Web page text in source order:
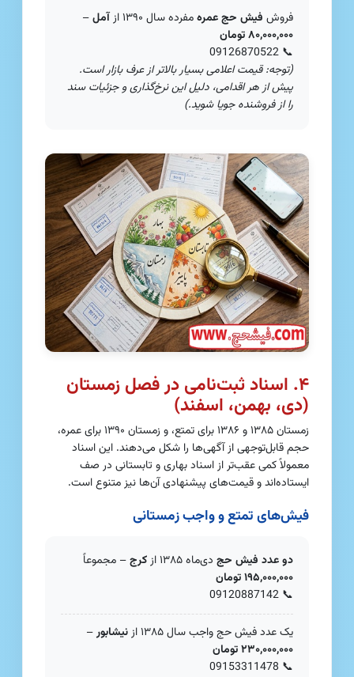
فروش فیش حج عمرهمفرده سال ۱۳۹۰ از آمل–
۸۰,۰۰۰,۰۰۰ تومان
📞
09126870522
(توجه: قیمت اعلامی بسیار بالاتر از عرف بازار است.
پیش از هر اقدامی، دلیل این نرخ‌گذاری و جزئیات سند
را از فروشنده جویا شوید.)
۴. اسناد ثبت‌نامی در فصل زمستان
(دی، بهمن، اسفند)
زمستان ۱۳۸۵ و ۱۳۸۶ برای تمتع، و زمستان ۱۳۹۰ برای عمره،
حجم قابل‌توجهی از آگهی‌ها را شکل می‌دهند. این اسناد
معمولاً کمی عقب‌تر از اسناد بهاری و تابستانی در صف
ایستاده‌اند و قیمت‌های پیشنهادی آن‌ها نیز متنوع است.
فیش‌های تمتع و واجب زمستانی
دو عدد فیش حج دی‌ماه ۱۳۸۵ از کرج– مجموعاً
۱۹۵,۰۰۰,۰۰۰ تومان
📞
09120887142
یک عدد فیش حج واجب سال ۱۳۸۵ از نیشابور–
۲۳۰,۰۰۰,۰۰۰ تومان
📞
09153311478